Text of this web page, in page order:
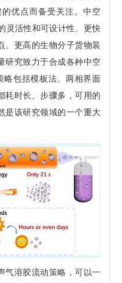
优点而备受关注。中空
灵活性和可设计性、更快
、更高的生物分子货物装
研究致力于合成各种中空
略包括模板法、两相界面
耗时长、步骤多，可用的
是该研究领域的一个重大
溶胶流动策略，可以一